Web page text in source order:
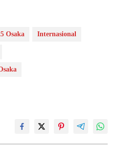
Osaka Internasional